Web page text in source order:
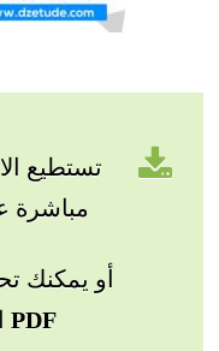
تستطيع
مباشرة
أو يمكنك
PDF